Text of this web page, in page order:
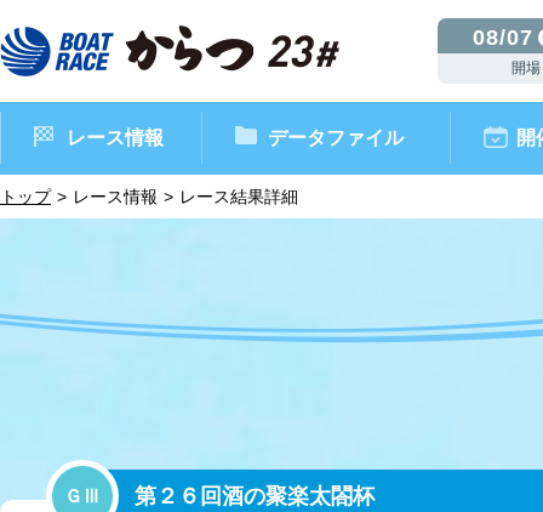
08/07
開場
レース情報 データファイル 開
トップ レース情報 レース結果詳細
ＧⅢ 第２６回酒の聚楽太閤杯